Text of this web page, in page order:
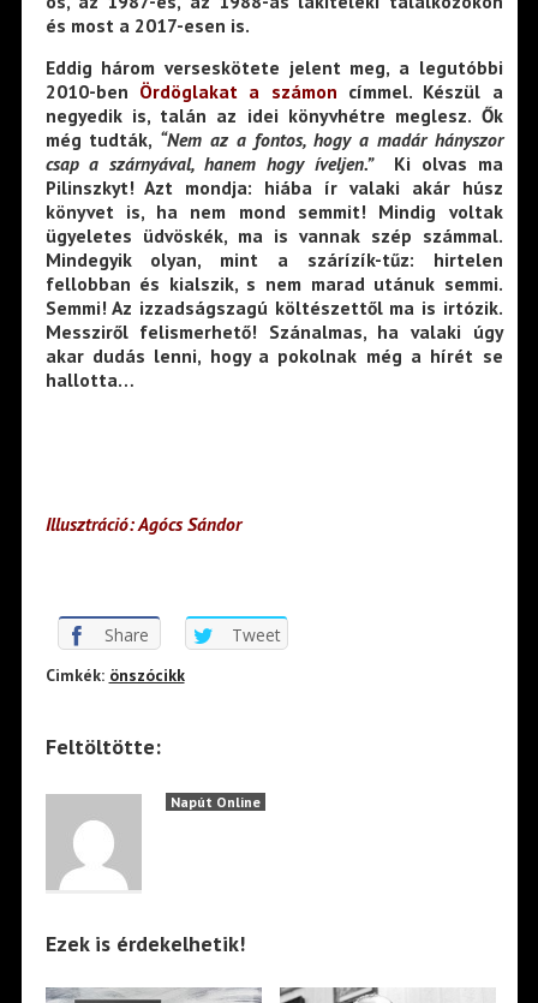
és most a 2017-esen is.
Eddig három verseskötete jelent meg, a legutóbbi
2010-ben Ördöglakat a számon címmel. Készül a
negyedik is, talán az idei könyvhétre meglesz. Ők
még tudták, “Nem az a fontos, hogy a madár hányszor
csap a szárnyával, hanem hogy íveljen.” Ki olvas ma
Pilinszkyt! Azt mondja: hiába ír valaki akár húsz
könyvet is, ha nem mond semmit! Mindig voltak
ügyeletes üdvöskék, ma is vannak szép számmal.
Mindegyik olyan, mint a szárízík-tűz: hirtelen
fellobban és kialszik, s nem marad utánuk semmi.
Semmi! Az izzadságszagú költészettől ma is irtózik.
Messziről felismerhető! Szánalmas, ha valaki úgy
akar dudás lenni, hogy a pokolnak még a hírét se
hallotta…
Illusztráció: Agócs Sándor
Share Tweet
Cimkék: önszócikk
Feltöltötte:
Napút Online
Ezek is érdekelhetik!